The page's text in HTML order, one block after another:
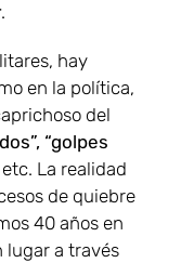
.
hay
en la política,
del
“golpes
etc. La realidad
de quiebre
40 años en
lugar a través